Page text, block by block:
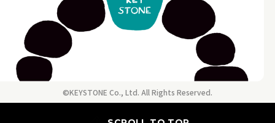
©KEYSTONE Co., Ltd. All Rights Reserved.